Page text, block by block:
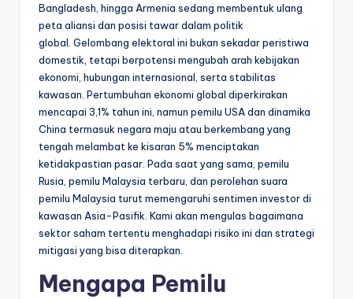
Bangladesh, hingga Armenia sedang membentuk ulang
peta aliansi dan posisi tawar dalam politik
global. Gelombang elektoral ini bukan sekadar peristiwa
domestik, tetapi berpotensi mengubah arah kebijakan
ekonomi, hubungan internasional, serta stabilitas
kawasan. Pertumbuhan ekonomi global diperkirakan
mencapai 3,1% tahun ini, namun pemilu USA dan dinamika
China termasuk negara maju atau berkembang yang
tengah melambat ke kisaran 5% menciptakan
ketidakpastian pasar. Pada saat yang sama, pemilu
Rusia, pemilu Malaysia terbaru, dan perolehan suara
pemilu Malaysia turut memengaruhi sentimen investor di
kawasan Asia-Pasifik. Kami akan mengulas bagaimana
sektor saham tertentu menghadapi risiko ini dan strategi
mitigasi yang bisa diterapkan.
Mengapa Pemilu